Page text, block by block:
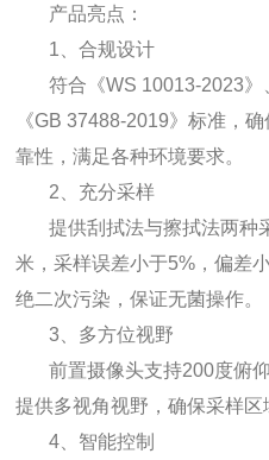
产品亮点：
1、合规设计
符合《WS 10013-2023
《GB 37488-2019》标准，
靠性，满足各种环境要求。
2、充分采样
提供刮拭法与擦拭法两种
米，采样误差小于5%，偏差
绝二次污染，保证无菌操作。
3、多方位视野
前置摄像头支持200度俯
提供多视角视野，确保采样区
4、智能控制